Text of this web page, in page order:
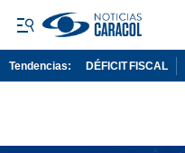
Tendencias: DÉFICIT FISCAL